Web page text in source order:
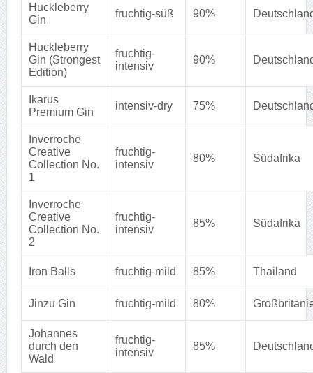
Huckleberry
Gin
fruchtig-süß 90%
Huckleberry
Gin (Strongest
Edition)
fruchtig-
intensiv
90%
Ikarus
Premium Gin
intensiv-dry 75%
Inverroche
Creative
Collection No.
1
fruchtig-
intensiv
80% Südafrika
Inverroche
Creative
Collection No.
2
fruchtig-
intensiv
85% Südafrika
Iron Balls fruchtig-mild 85% Thailand
Jinzu Gin fruchtig-mild 80%
Johannes
durch den
Wald
fruchtig-
intensiv
85%